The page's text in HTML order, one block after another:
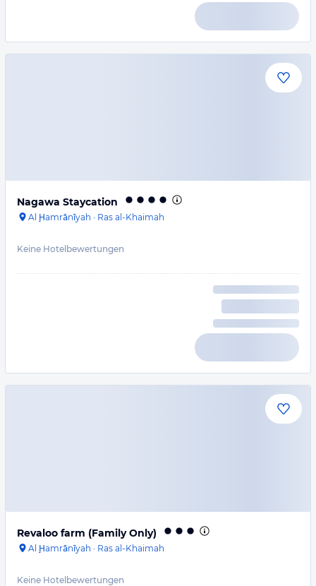
Nagawa Staycation
Al Ḩamrānīyah · Ras al-Khaimah
Keine Hotelbewertungen
Revaloo farm (Family Only)
Al Ḩamrānīyah · Ras al-Khaimah
Keine Hotelbewertungen